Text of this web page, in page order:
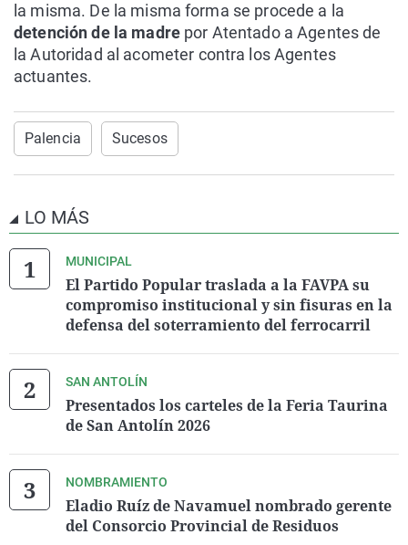
la misma. De la misma forma se procede a la
detención de la madrepor Atentado a Agentes de
la Autoridad al acometer contra los Agentes
actuantes.
Palencia Sucesos
LO MÁS
MUNICIPAL
El Partido Popular traslada a la FAVPA su
compromiso institucional y sin fisuras en la
defensa del soterramiento del ferrocarril
SAN ANTOLÍN
Presentados los carteles de la Feria Taurina
de San Antolín 2026
NOMBRAMIENTO
Eladio Ruíz de Navamuel nombrado gerente
del Consorcio Provincial de Residuos